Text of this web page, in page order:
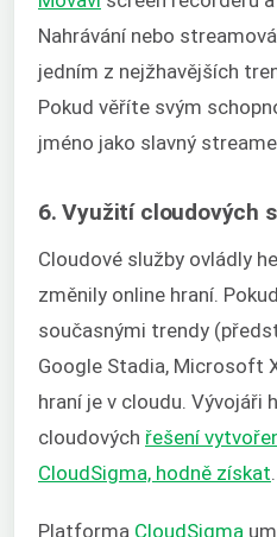
Nahrávání nebo
jedním z nejžhavějších
Pokud věříte svým
jméno jako slavný
6. Využití cloudových
Cloudové služby ovládly
změnily online hraní.
současnými trendy
Google Stadia, Microsoft
hraní je v cloudu. Vývojáři
cloudových řešení
CloudSigma, hodně získat.
Platforma CloudSigma